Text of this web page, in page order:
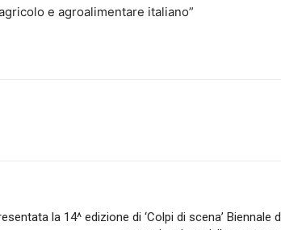
e agroalimentare italiano”
la 14^ edizione di ‘Colpi di scena’ Biennale